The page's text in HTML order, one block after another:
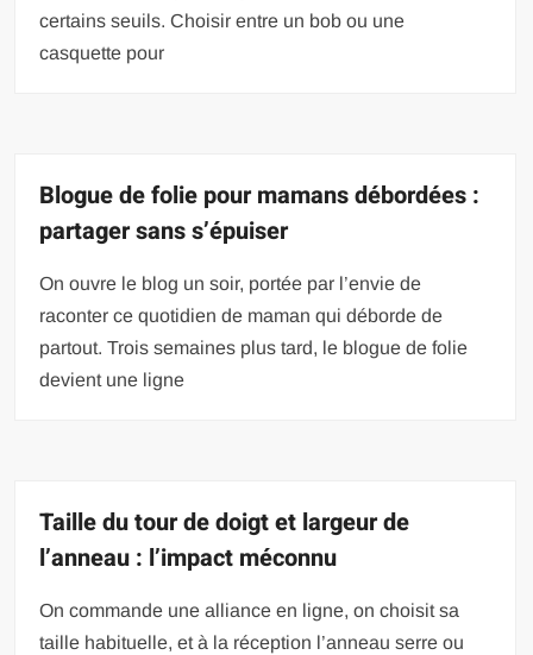
certains seuils. Choisir entre un bob ou une
casquette pour
Blogue de folie pour mamans débordées :
partager sans s’épuiser
On ouvre le blog un soir, portée par l’envie de
raconter ce quotidien de maman qui déborde de
partout. Trois semaines plus tard, le blogue de folie
devient une ligne
Taille du tour de doigt et largeur de
l’anneau : l’impact méconnu
On commande une alliance en ligne, on choisit sa
taille habituelle, et à la réception l’anneau serre ou